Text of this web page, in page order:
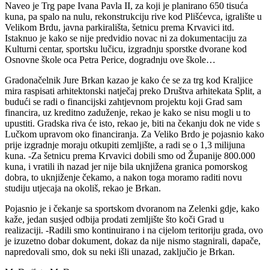
Naveo je Trg pape Ivana Pavla II, za koji je planirano 650 tisuća
kuna, pa spalo na nulu, rekonstrukciju rive kod Plišćevca, igralište u
Velikom Brdu, javna parkirališta, šetnicu prema Krvavici itd.
Istaknuo je kako se nije predvidio novac ni za dokumentaciju za
Kulturni centar, sportsku lučicu, izgradnju sporstke dvorane kod
Osnovne škole oca Petra Perice, dogradnju ove škole…
Gradonačelnik Jure Brkan kazao je kako će se za trg kod Kraljice
mira raspisati arhitektonski natječaj preko Društva arhitekata Split, a
budući se radi o financijski zahtjevnom projektu koji Grad sam
financira, uz kreditno zaduženje, rekao je kako se nisu mogli u to
upustiti. Gradska riva će isto, rekao je, biti na čekanju dok ne vide s
Lučkom upravom oko financiranja. Za Veliko Brdo je pojasnio kako
prije izgradnje moraju otkupiti zemljište, a radi se o 1,3 milijuna
kuna. -Za šetnicu prema Krvavici dobili smo od Županije 800.000
kuna, i vratili ih nazad jer nije bila uknjižena granica pomorskog
dobra, to uknjiženje čekamo, a nakon toga moramo raditi novu
studiju utjecaja na okoliš, rekao je Brkan.
Pojasnio je i čekanje sa sportskom dvoranom na Zelenki gdje, kako
kaže, jedan susjed odbija prodati zemljište što koči Grad u
realizaciji. -Radili smo kontinuirano i na cijelom teritoriju grada, ovo
je izuzetno dobar dokument, dokaz da nije nismo stagnirali, dapače,
napredovali smo, dok su neki išli unazad, zaključio je Brkan.